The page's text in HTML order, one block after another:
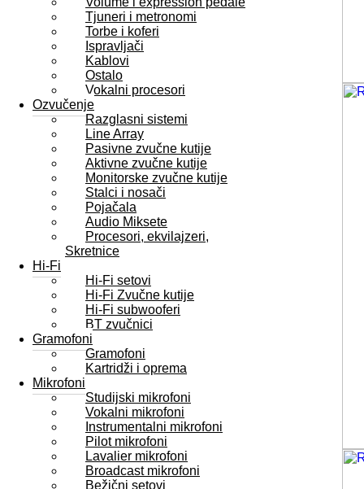
Tjuneri i metronomi
Torbe i koferi
Ispravljači
Kablovi
Ostalo
Vokalni procesori
Ozvučenje
Razglasni sistemi
Line Array
Pasivne zvučne kutije
Aktivne zvučne kutije
Monitorske zvučne kutije
Stalci i nosači
Pojačala
Audio Miksete
Procesori, ekvilajzeri,
Skretnice
Hi-Fi
Hi-Fi setovi
Hi-Fi Zvučne kutije
Hi-Fi subwooferi
BT zvučnici
Gramofoni
Gramofoni
Kartridži i oprema
Mikrofoni
Studijski mikrofoni
Vokalni mikrofoni
Instrumentalni mikrofoni
Pilot mikrofoni
Lavalier mikrofoni
Broadcast mikrofoni
Bežični setovi